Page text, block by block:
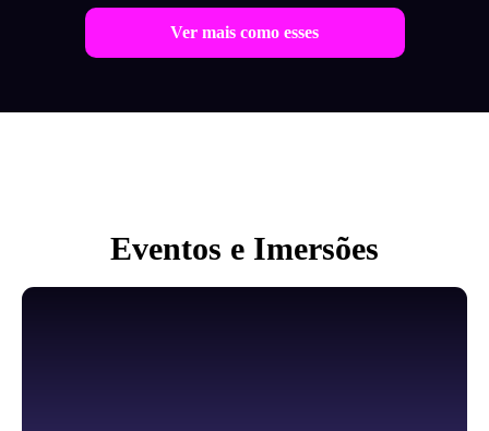
Ver mais como esses
Eventos e Imersões